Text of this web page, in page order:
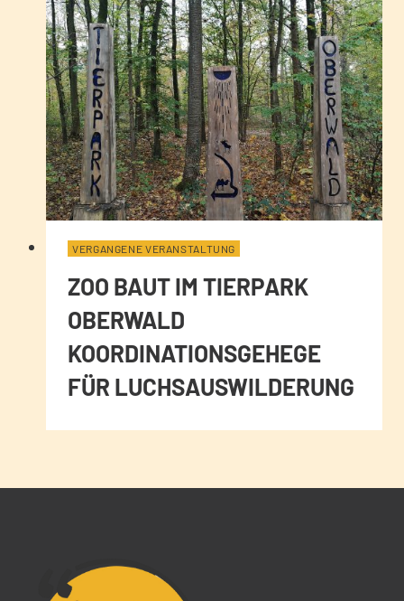
VERGANGENE VERANSTALTUNG
ZOO BAUT IM TIERPARK
OBERWALD
KOORDINATIONSGEHEGE
FÜR LUCHSAUSWILDERUNG